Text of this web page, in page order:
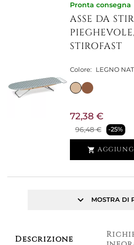
Pronta consegna
ASSE DA
PIEGHEVOLE,
STIROFAST
Colore: LEGNO
96,48 € -25%
72,38 €

keyboard_arrow_down MOSTRA DI
Descrizione